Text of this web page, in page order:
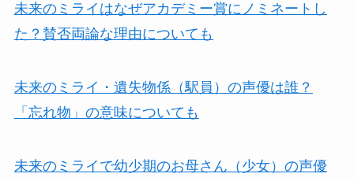
未来のミライはなぜアカデミー賞にノミネートし
た？賛否両論な理由についても
未来のミライ・遺失物係（駅員）の声優は誰？
「忘れ物」の意味についても
未来のミライで幼少期のお母さん（少女）の声優